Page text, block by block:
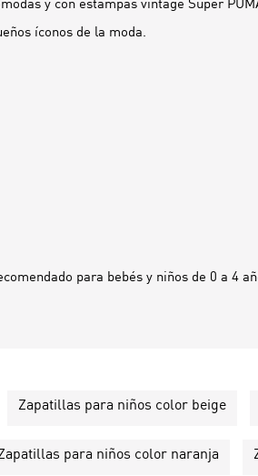
y con estampas vintage Super
íconos de la moda.
para bebés y niños de 0 a 4
Zapatillas para niños color beige
para niños color naranja